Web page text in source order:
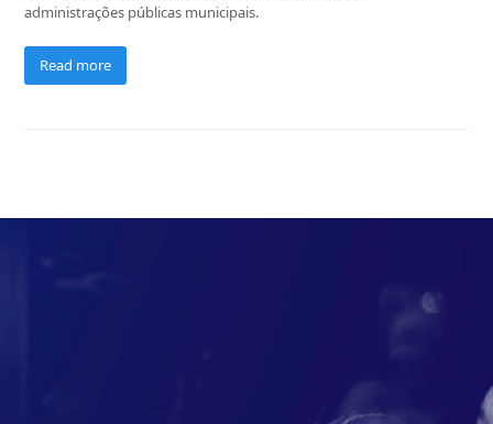
administrações públicas municipais.
Read more